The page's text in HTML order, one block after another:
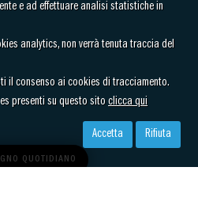
QUOTIDIANO
e ad effettuare analisi statistiche in
analytics, non verrà tenuta traccia del
il consenso ai cookies di tracciamento.
presenti su questo sitoclicca qui
Rifiuta
Accetta